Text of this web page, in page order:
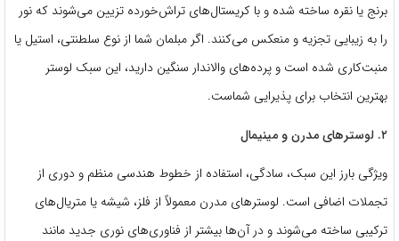
برنج یا نقره ساخته شده و با کریستال‌های تراش‌خورده تزیین می‌شوند که نور
را به زیبایی تجزیه و منعکس می‌کنند. اگر مبلمان شما از نوع سلطنتی، استیل یا
منبت‌کاری شده است و پرده‌های والاندار سنگین دارید، این سبک لوستر
بهترین انتخاب برای پذیرایی شماست.
۲. لوسترهای مدرن و مینیمال
ویژگی بارز این سبک، سادگی، استفاده از خطوط هندسی منظم و دوری از
تجملات اضافی است. لوسترهای مدرن معمولاً از فلز، شیشه یا متریال‌های
ترکیبی ساخته می‌شوند و در آن‌ها بیشتر از فناوری‌های نوری جدید مانند